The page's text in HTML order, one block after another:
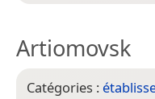
Artiomovsk
Catégories :